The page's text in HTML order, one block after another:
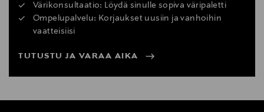
Värikonsultaatio: Löydä sinulle sopiva väripaletti
Ompelupalvelu: Korjaukset uusiin ja vanhoihin
vaatteisiisi
TUTUSTU JA VARAA AIKA